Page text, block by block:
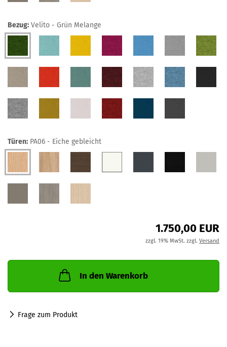
Bezug: Velito - Grün Melange
Türen: PA06 - Eiche gebleicht
1.750,00 EUR
zzgl. 19% MwSt. zzgl. Versand
In den Warenkorb
Frage zum Produkt